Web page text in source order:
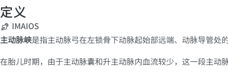
定义
IMAIOS
主动脉峡是指主动脉弓在左锁骨下动脉起始部远端、动脉导管处
在胎儿时期，由于主动脉囊和升主动脉内血流较少，这一段主动